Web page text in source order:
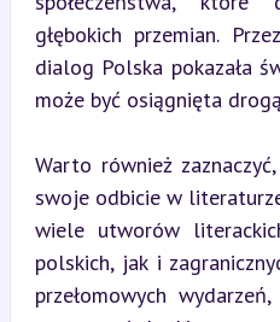
głębokich przemian.
dialog Polska pokazała
może być osiągnięta
Warto również
swoje odbicie w
wiele utworów
polskich, jak i
przełomowych